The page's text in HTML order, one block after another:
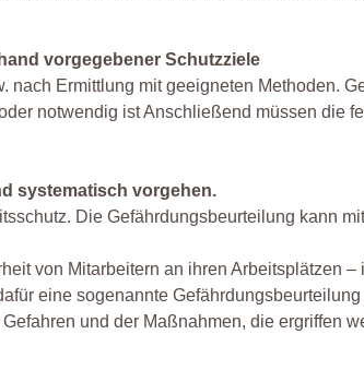
vorgegebener Schutzziele
nach Ermittlung mit geeigneten Methoden.
notwendig ist Anschließend müssen die
systematisch vorgehen.
Die Gefährdungsbeurteilung kann
von Mitarbeitern an ihren Arbeitsplätzen
eine sogenannte
und der Maßnahmen, die ergriffen